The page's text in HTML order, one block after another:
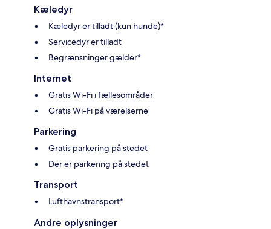
Kæledyr
Kæledyr er tilladt (kun hunde)*
Servicedyr er tilladt
Begrænsninger gælder*
Internet
Gratis Wi-Fi i fællesområder
Gratis Wi-Fi på værelserne
Parkering
Gratis parkering på stedet
Der er parkering på stedet
Transport
Lufthavnstransport*
Andre oplysninger